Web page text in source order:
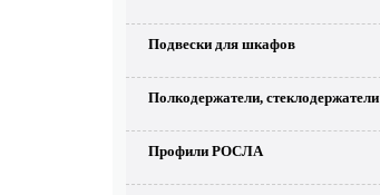
Подвески для шкафов
Полкодержатели, стеклодержатели
Профили РОСЛА